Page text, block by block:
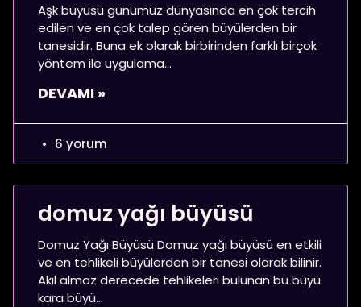
Aşk büyüsü günümüz dünyasında en çok tercih
edilen ve en çok talep gören büyülerden bir
tanesidir. Buna ek olarak birbirinden farklı birçok
yöntem ile uygulama
DEVAMI »
6 yorum
domuz yağı büyüsü
Domuz Yağı Büyüsü Domuz yağı büyüsü en etkili
ve en tehlikeli büyülerden bir tanesi olarak bilinir.
Akıl almaz derecede tehlikeleri bulunan bu büyü
kara büyü